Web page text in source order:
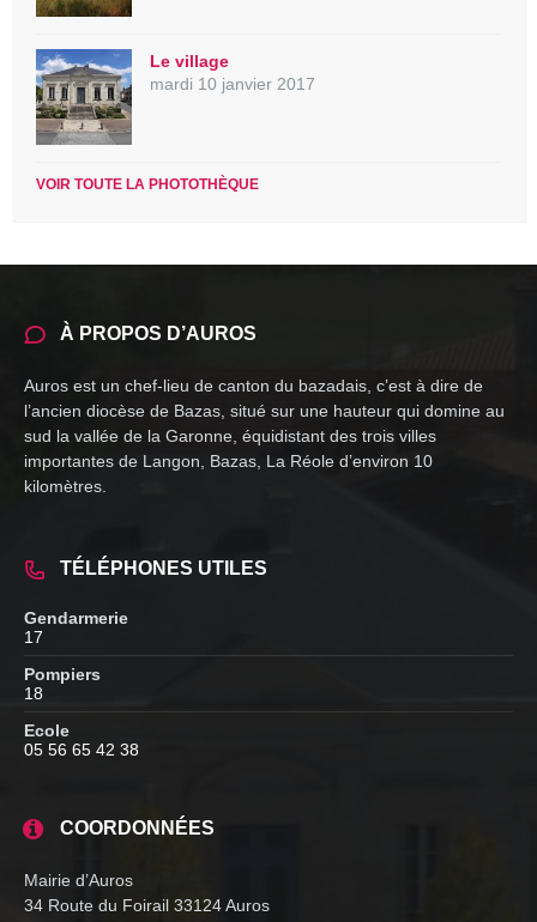
Le village
mardi 10 janvier 2017
VOIR TOUTE LA PHOTOTHÈQUE
À PROPOS D’AUROS
Auros est un chef-lieu de canton du bazadais, c’est à dire de
l’ancien diocèse de Bazas, situé sur une hauteur qui domine au
sud la vallée de la Garonne, équidistant des trois villes
importantes de Langon, Bazas, La Réole d’environ 10
kilomètres.
TÉLÉPHONES UTILES
Gendarmerie
17
Pompiers
18
Ecole
05 56 65 42 38
COORDONNÉES
Mairie d’Auros
34 Route du Foirail 33124 Auros